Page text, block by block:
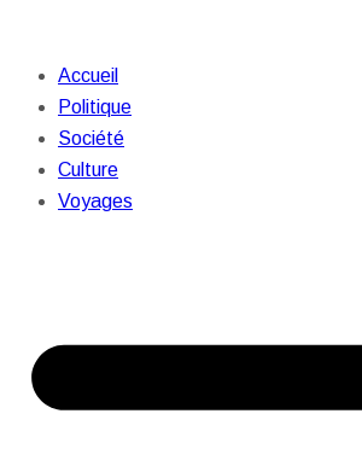
Accueil
Politique
Société
Culture
Voyages